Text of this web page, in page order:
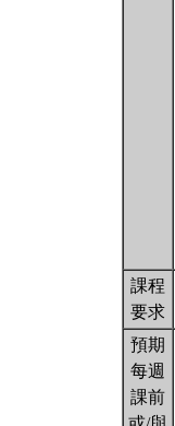
課程
要求
預期
每週
課前